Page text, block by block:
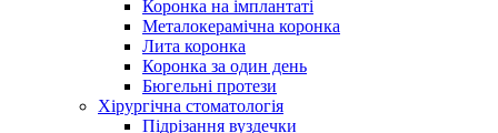
Коронка на імплантаті
Металокерамічна коронка
Лита коронка
Коронка за один день
Бюгельні протези
Хірургічна стоматологія
Підрізання вуздечки